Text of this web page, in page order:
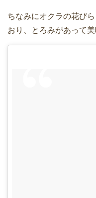
ちなみにオクラの花び
おり、とろみがあって